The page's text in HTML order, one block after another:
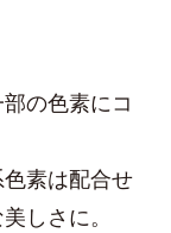
の色素にコ
素は配合せ
しさに。